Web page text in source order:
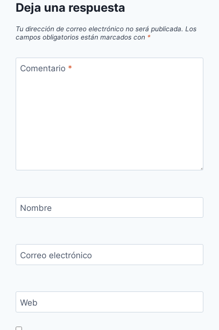
Deja una respuesta
Tu dirección de correo electrónico no será publicada. Los
campos obligatorios están marcados con *
Comentario *
Nombre
Correo electrónico
Web